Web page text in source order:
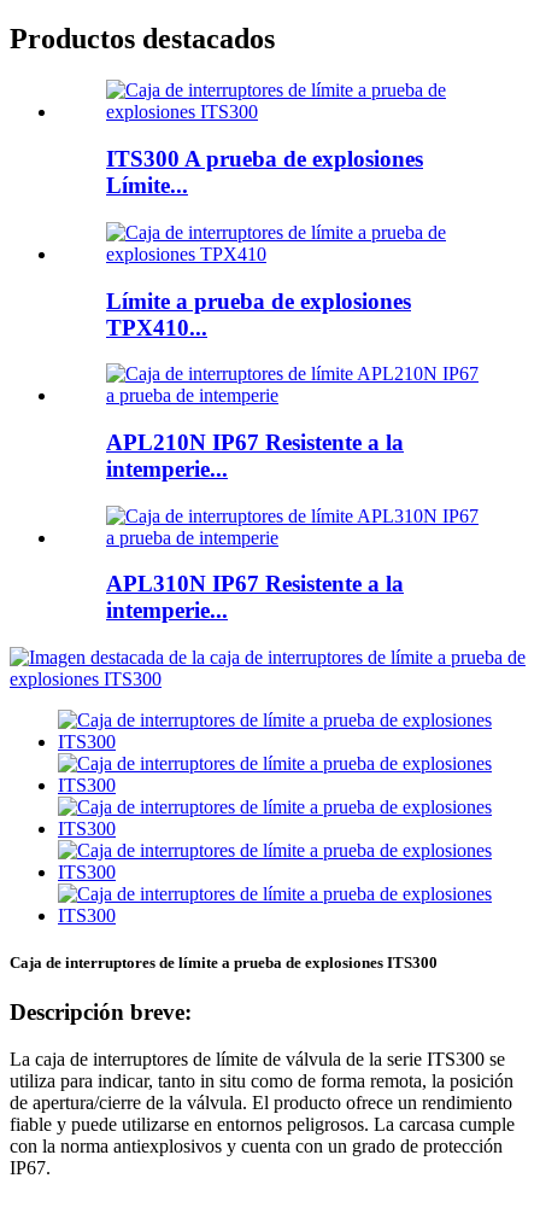
Productos destacados
ITS300 A prueba de explosiones
Límite...
Límite a prueba de explosiones
TPX410...
APL210N IP67 Resistente a la
intemperie...
APL310N IP67 Resistente a la
intemperie...
Caja de interruptores de límite a prueba de explosiones ITS300
Descripción breve:
La caja de interruptores de límite de válvula de la serie ITS300 se
utiliza para indicar, tanto in situ como de forma remota, la posición
de apertura/cierre de la válvula. El producto ofrece un rendimiento
fiable y puede utilizarse en entornos peligrosos. La carcasa cumple
con la norma antiexplosivos y cuenta con un grado de protección
IP67.